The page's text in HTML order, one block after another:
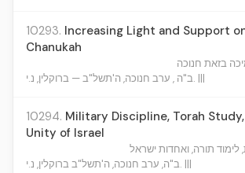
10293. Increasing Light and Support
Chanukah
בזאת חנוכה
ב"ה , ערב חנוכה, ה'תשל"ב — ברוקלין, נ.י. |||
10294. Military Discipline, Torah
Unity of Israel
תורה, ואחדות ישראל
ב"ה, ערב חנוכה, ה'תשל"ב ברוקלין, נ.י. |||